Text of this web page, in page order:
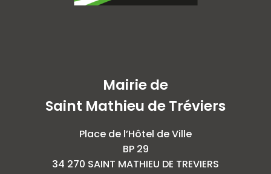
Mairie de
Saint Mathieu de Tréviers
Place de l’Hôtel de Ville
BP 29
34 270 SAINT MATHIEU DE TREVIERS